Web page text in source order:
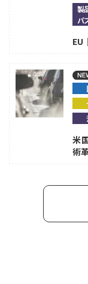
製
パ
EU
米
術